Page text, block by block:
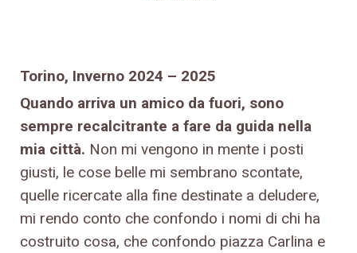
Torino, Inverno 2024 – 2025
Quando arriva un amico da fuori, sono
sempre recalcitrante a fare da guida nella
mia città. Non mi vengono in mente i posti
giusti, le cose belle mi sembrano scontate,
quelle ricercate alla fine destinate a deludere,
mi rendo conto che confondo i nomi di chi ha
costruito cosa, che confondo piazza Carlina e